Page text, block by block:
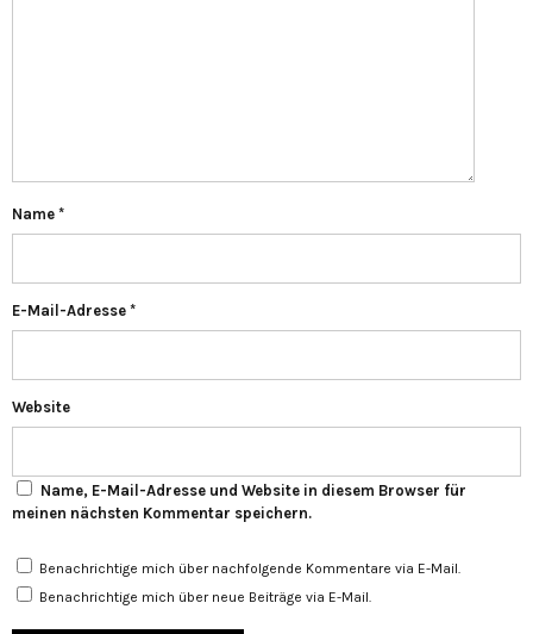
Name *
E-Mail-Adresse *
Website
Name, E-Mail-Adresse und Website in diesem Browser für
meinen nächsten Kommentar speichern.
Benachrichtige mich über nachfolgende Kommentare via E-Mail.
Benachrichtige mich über neue Beiträge via E-Mail.